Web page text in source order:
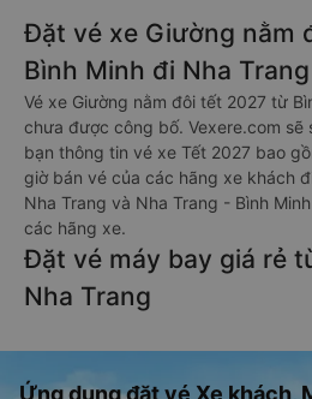
Đặt vé xe Giường nằm
Bình Minh đi Nha Trang
Vé xe Giường nằm đôi tết 2027 từ
chưa được công bố. Vexere.com sẽ
bạn thông tin vé xe Tết 2027 bao
giờ bán vé của các hãng xe khách
Nha Trang và Nha Trang - Bình
các hãng xe.
Đặt vé máy bay giá rẻ
Nha Trang
Ứng dụng đặt vé Xe khách,